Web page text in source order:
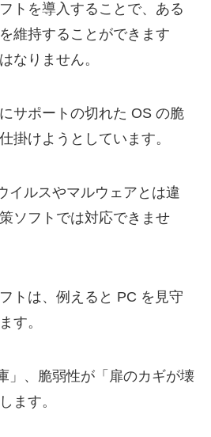
トを導入することで、ある
維持することができます
なりません。
サポートの切れた OS の脆
掛けようとしています。
イルスやマルウェアとは違
ソフトでは対応できませ
トは、例えると PC を見守
す。
」、脆弱性が「扉のカギが壊
ます。